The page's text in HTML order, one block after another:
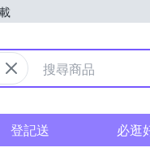
中心
登記送 必逛